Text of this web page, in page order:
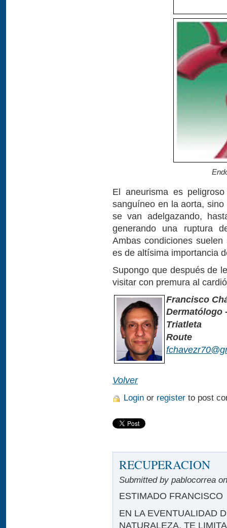
El aneurisma es
sanguíneo en la aorta,
se van adelgazando,
generando una ruptura
Ambas condiciones
es de altísima importancia
Supongo que después de
visitar con premura al
Francisco
Dermatólogo
Triatleta
Route
Volver
Login or register to post
RECUPERACION
Submitted by pablocorrea
ESTIMADO FRANCISCO
EN LA EVENTUALIDAD
NATURALEZA, TE